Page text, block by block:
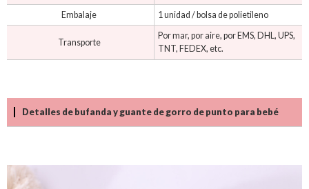
Embalaje
1 unidad / bolsa de polietileno
Transporte
Por mar, por aire, por EMS, DHL, UPS,
TNT, FEDEX, etc.
Detalles de bufanda y guante de gorro de punto para bebé